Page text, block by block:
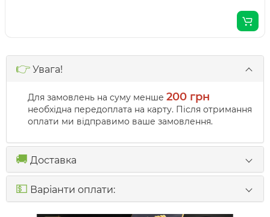
👉 Увага!
Для замовлень на суму менше 200 грн
необхідна передоплата на карту. Після отримання
оплати ми відправимо ваше замовлення.
🚚 Доставка
💵 Варіанти оплати: